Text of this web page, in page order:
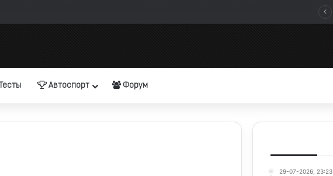
Тесты Автоспорт Форум
29-07-2026, 23:23